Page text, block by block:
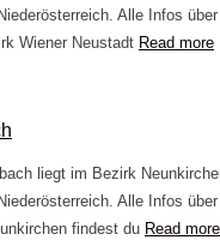
Alle Infos
Wiener Neustadt Read more
liegt im Bezirk
Alle Infos
findest du Read more